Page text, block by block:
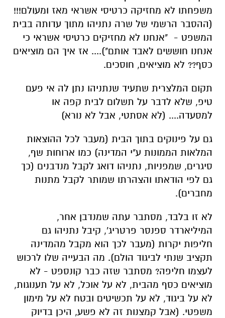
משפחתו לא מחזיקה כרטיסי אשראי מאז ומעולם!!!
(ההסבר הרשמי של שרה נתניהו מתוך עדותה בבית
המשפט - "אנחנו לא מחזיקים כרטיסי אשראי כי
אנחנו חוששים לאבד אותם").... אז איך הם מוציאים
כסף?? לא מוציאים, חוסכים.
תקום המלצרית שתעיד שנתניהו נתן לה אי פעם
טיפ, שלא לדבר על תשלום לבית קפה או
למסעדה.... (לא אסתטי, אבל לא נורא)
גם על פינוקים בתוך הבית (מעבר לכל ההוצאות
המלאות הממונות ע"י המדינה) כמו ארוחות שף,
סיגרים, שמפניות, נתניהו דואג לקבל מנדבנים (כך
גם לפי הודאתו והצהרתו שמותר לקבל מתנות
מחברים).
לא זו בלבד, מסתבר עתה שמנדבן אחר,
המיליארדר ספנסר פרטריג', קיבל נתניהו גם
חליפות יקרות (מעבר לכך הוא מקבל מהמדינה
תקציב שנתי לביגוד הולם). מה הבעייה שלו לרכוש
לעצמו חליפה? מסתבר שזה כבר קונספט - לא
מוציאים כסף מהבית, לא על אוכל, לא על תענוגות,
לא על ביגוד, לא על תכשיטים ובטח לא על מימון
משפטי. (אבל קמצנות זה לא פשע, היכן בדיוק